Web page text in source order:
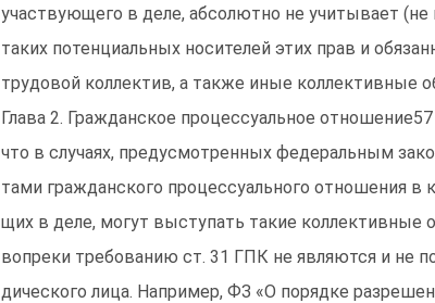
участвующего в деле, абсолютно не учитывает
таких потенциальных носителей этих прав и
трудовой коллектив, а также иные коллективные
Глава 2. Гражданское процессуальное отношение57
что в случаях, предусмотренных федеральным
тами гражданского процессуального отношения в
щих в деле, могут выступать такие коллективные
вопреки требованию ст. 31 ГПК не являются и не
дического лица. Например, ФЗ «О порядке